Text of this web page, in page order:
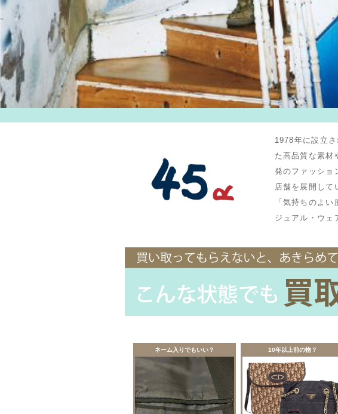
1978年に設立
た高品質な素材
発のファッショ
店舗を展開して
「気持ちのよ
ジュアル・ウェ
ネーム入りでもいい？ 10年以上前の物？